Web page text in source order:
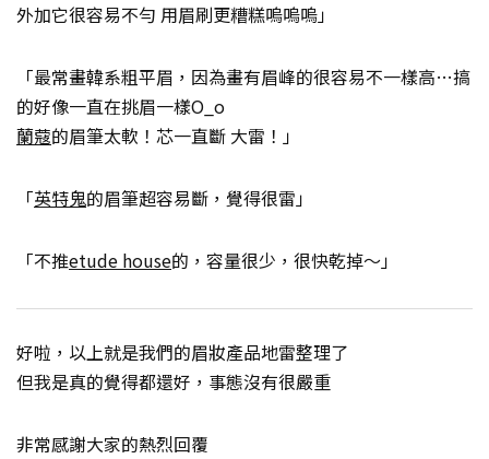
外加它很容易不勻 用眉刷更糟糕嗚嗚嗚」
「最常畫韓系粗平眉，因為畫有眉峰的很容易不一樣高…搞
的好像一直在挑眉一樣O_o
蘭蔻的眉筆太軟！芯一直斷 大雷！」
「英特鬼的眉筆超容易斷，覺得很雷」
「不推etude house的，容量很少，很快乾掉～」
好啦，以上就是我們的眉妝產品地雷整理了
但我是真的覺得都還好，事態沒有很嚴重
非常感謝大家的熱烈回覆